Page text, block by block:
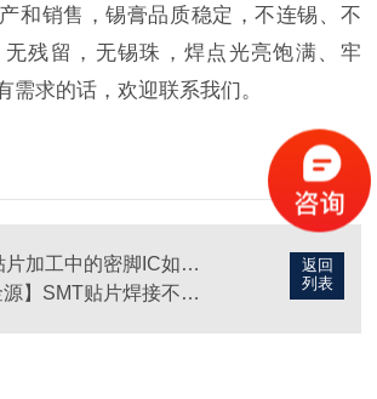
和销售，锡膏品质稳定，不连锡、不
残留，无锡珠，焊点光亮饱满、牢
需求的话，欢迎联系我们。
返回
列表
SMT贴片加工中的密脚IC如何避免短路？
【佳金源】SMT贴片焊接不良，如何处理？